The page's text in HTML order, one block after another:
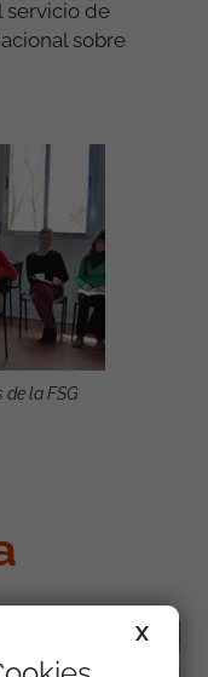
servicio de
sobre
la FSG
X